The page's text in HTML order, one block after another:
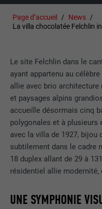
Page d’accueil
News
La villa chocolatée Felchlin
Le site Felchlin dans le
ayant appartenu au
allie avec brio
et paysages alpins
accueille désormais cinq
polygonales et à plusieurs
avec la villa de 1927, bijou
subtilement dans le cadre
18 duplex allant de 29 à
résidentiel allie modernité,
UNE SYMPHONIE